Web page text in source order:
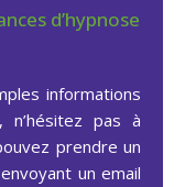
d’hypnose
informations
pas à
prendre un
un email